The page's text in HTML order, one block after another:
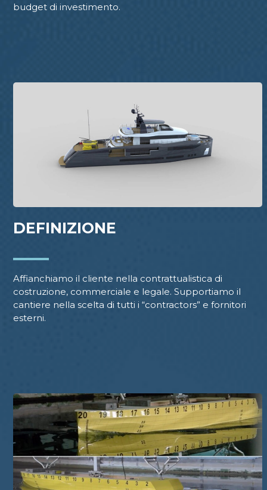
budget di investimento.
DEFINIZIONE
Affianchiamo il cliente nella contrattualistica di
costruzione, commerciale e legale. Supportiamo il
cantiere nella scelta di tutti i “contractors” e fornitori
esterni.